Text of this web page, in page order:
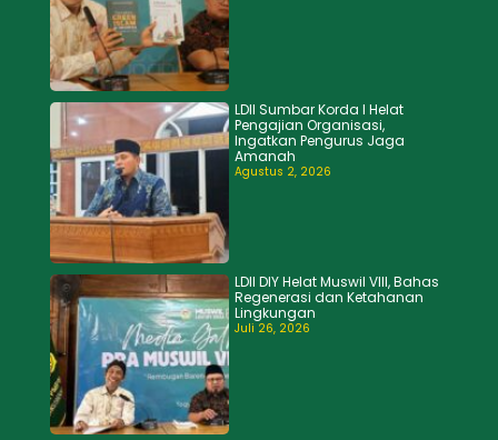
LDII Sumbar Korda I Helat
Pengajian Organisasi,
Ingatkan Pengurus Jaga
Amanah
Agustus 2, 2026
LDII DIY Helat Muswil VIII, Bahas
Regenerasi dan Ketahanan
Lingkungan
Juli 26, 2026